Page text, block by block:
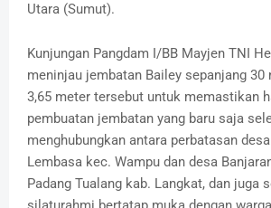
Utara (Sumut).
Kunjungan Pangdam I/BB Mayjen TNI
meninjau jembatan Bailey sepanjang 30
3,65 meter tersebut untuk memastikan
pembuatan jembatan yang baru saja
menghubungkan antara perbatasan
Lembasa kec. Wampu dan desa
Padang Tualang kab. Langkat, dan juga